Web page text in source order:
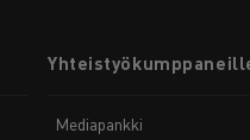
Mediapankki